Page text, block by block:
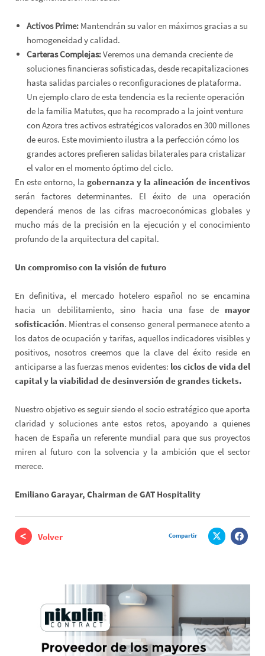
Activos Prime: Mantendrán su valor en máximos gracias a su
homogeneidad y calidad.
Carteras Complejas:Veremos una demanda creciente de
soluciones financieras sofisticadas, desde recapitalizaciones
hasta salidas parciales o reconfiguraciones de plataforma.
Un ejemplo claro de esta tendencia es la reciente operación
de la familia Matutes, que ha recomprado a la joint venture
con Azora tres activos estratégicos valorados en 300 millones
de euros. Este movimiento ilustra a la perfección cómo los
grandes actores prefieren salidas bilaterales para cristalizar
el valor en el momento óptimo del ciclo.
En este entorno, la gobernanza y la alineación de incentivos
serán factores determinantes. El éxito de una operación
dependerá menos de las cifras macroeconómicas globales y
mucho más de la precisión en la ejecución y el conocimiento
profundo de la arquitectura del capital.
Un compromiso con la visión de futuro
En definitiva, el mercado hotelero español no se encamina
hacia un debilitamiento, sino hacia una fase de mayor
sofisticación. Mientras el consenso general permanece atento a
los datos de ocupación y tarifas, aquellos indicadores visibles y
positivos, nosotros creemos que la clave del éxito reside en
anticiparse a las fuerzas menos evidentes: los ciclos de vida del
capital y la viabilidad de desinversión de grandes tickets.
Nuestro objetivo es seguir siendo el socio estratégico que aporta
claridad y soluciones ante estos retos, apoyando a quienes
hacen de España un referente mundial para que sus proyectos
miren al futuro con la solvencia y la ambición que el sector
merece.
Emiliano Garayar, Chairman de GAT Hospitality
Volver Compartir